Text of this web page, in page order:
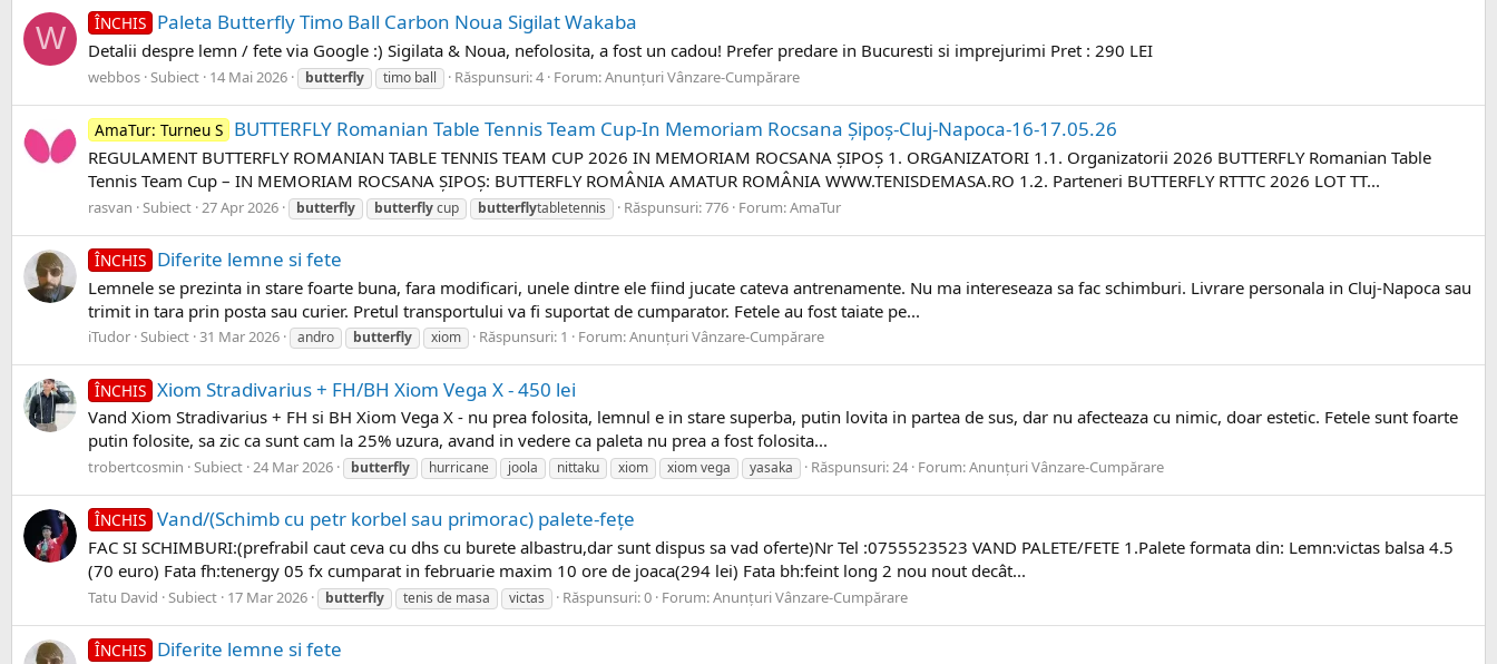
W ÎNCHIS Paleta Butterfly Timo Ball Carbon Noua Sigilat Wakaba
Detalii despre lemn / fete via Google :) Sigilata & Noua, nefolosita, a fost un cadou! Prefer predare in Bucuresti si imprejurimi Pret : 290 LEI
webbos Subiect 14 Mai 2026 butterfly timo ball Răspunsuri: 4 Forum:Anunțuri Vânzare-Cumpărare
AmaTur: Turneu S BUTTERFLY Romanian Table Tennis Team Cup-In Memoriam Rocsana Șipoș-Cluj-Napoca-16-17.05.26
REGULAMENT BUTTERFLY ROMANIAN TABLE TENNIS TEAM CUP 2026 IN MEMORIAM ROCSANA ȘIPOȘ 1. ORGANIZATORI 1.1. Organizatorii 2026 BUTTERFLY Romanian Table
Tennis Team Cup – IN MEMORIAM ROCSANA ȘIPOȘ: BUTTERFLY ROMÂNIA AMATUR ROMÂNIA WWW.TENISDEMASA.RO 1.2. Parteneri BUTTERFLY RTTTC 2026 LOT TT...
rasvan Subiect 27 Apr 2026 butterfly butterflycup butterflytabletennis Răspunsuri: 776 Forum:AmaTur
ÎNCHIS Diferite lemne si fete
Lemnele se prezinta in stare foarte buna, fara modificari, unele dintre ele fiind jucate cateva antrenamente. Nu ma intereseaza sa fac schimburi. Livrare personala in Cluj-Napoca sau
trimit in tara prin posta sau curier. Pretul transportului va fi suportat de cumparator. Fetele au fost taiate pe...
iTudor Subiect 31 Mar 2026 andro butterfly xiom Răspunsuri: 1 Forum:Anunțuri Vânzare-Cumpărare
ÎNCHIS Xiom Stradivarius + FH/BH Xiom Vega X - 450 lei
Vand Xiom Stradivarius + FH si BH Xiom Vega X - nu prea folosita, lemnul e in stare superba, putin lovita in partea de sus, dar nu afecteaza cu nimic, doar estetic. Fetele sunt foarte
putin folosite, sa zic ca sunt cam la 25% uzura, avand in vedere ca paleta nu prea a fost folosita...
trobertcosmin Subiect 24 Mar 2026 butterfly hurricane joola nittaku xiom xiom vega yasaka Răspunsuri: 24 Forum:Anunțuri Vânzare-Cumpărare
ÎNCHIS Vand/(Schimb cu petr korbel sau primorac) palete-fețe
FAC SI SCHIMBURI:(prefrabil caut ceva cu dhs cu burete albastru,dar sunt dispus sa vad oferte)Nr Tel :0755523523 VAND PALETE/FETE 1.Palete formata din: Lemn:victas balsa 4.5
(70 euro) Fata fh:tenergy 05 fx cumparat in februarie maxim 10 ore de joaca(294 lei) Fata bh:feint long 2 nou nout decât...
Tatu David Subiect 17 Mar 2026 butterfly tenis de masa victas Răspunsuri: 0 Forum:Anunțuri Vânzare-Cumpărare
ÎNCHIS Diferite lemne si fete